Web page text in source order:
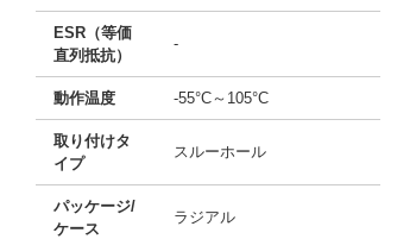
ESR（等価
直列抵抗）
-
動作温度 -55°C～105°C
取り付けタ
イプ
スルーホール
パッケージ/
ケース
ラジアル